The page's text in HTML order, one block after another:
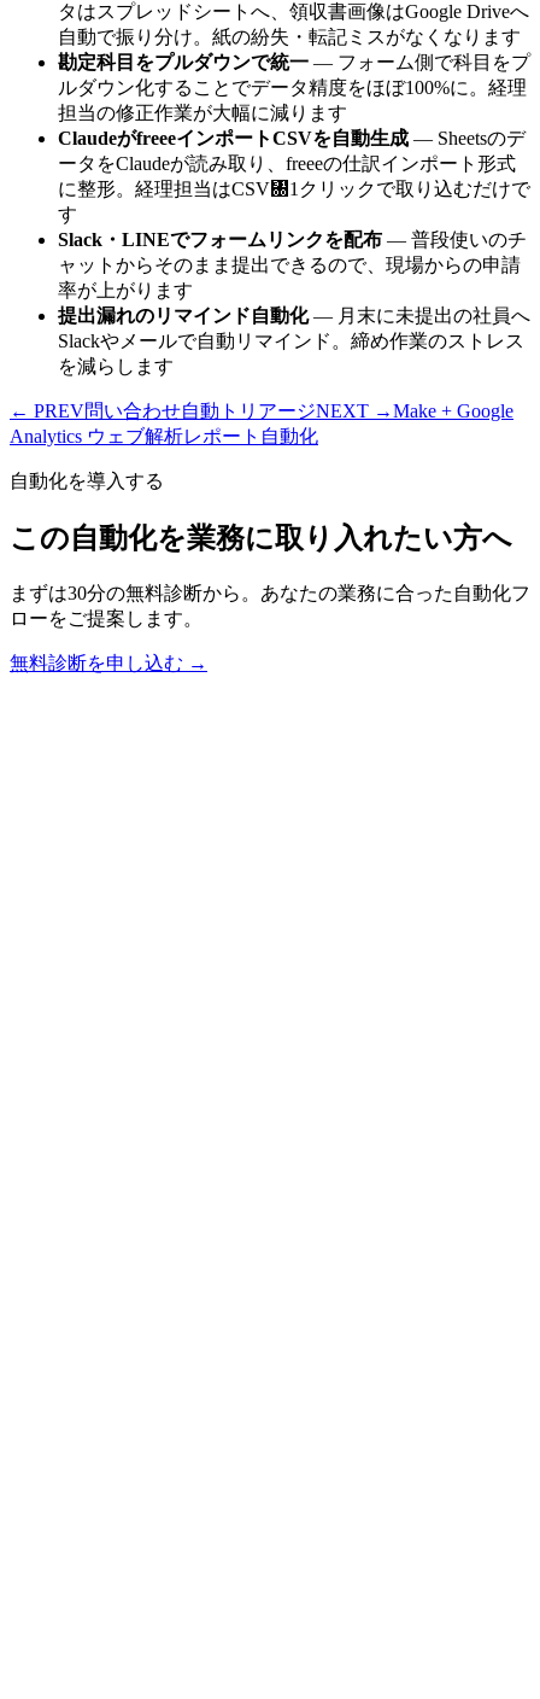
タはスプレッドシートへ、領収書画像はGoogle Driveへ
自動で振り分け。紙の紛失・転記ミスがなくなります
勘定科目をプルダウンで統一 — フォーム側で科目をプ
ルダウン化することでデータ精度をほぼ100%に。経理
担当の修正作業が大幅に減ります
ClaudeがfreeeインポートCSVを自動生成 — Sheetsのデ
ータをClaudeが読み取り、freeeの仕訳インポート形式
に整形。経理担当はCSV㄀1クリックで取り込むだけで
す
Slack・LINEでフォームリンクを配布 — 普段使いのチ
ャットからそのまま提出できるので、現場からの申請
率が上がります
提出漏れのリマインド自動化— 月末に未提出の社員へ
Slackやメールで自動リマインド。締め作業のストレス
を減らします
← PREV問い合わせ自動トリアージNEXT →Make + Google
Analytics ウェブ解析レポート自動化
自動化を導入する
この自動化を業務に取り入れたい方へ
まずは30分の無料診断から。あなたの業務に合った自動化フ
ローをご提案します。
無料診断を申し込む →